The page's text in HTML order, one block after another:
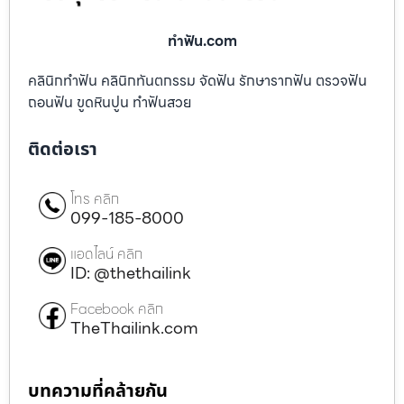
ทําฟัน.com
คลินิกทำฟัน คลินิกทันตกรรม จัดฟัน รักษารากฟัน ตรวจฟัน
ถอนฟัน ขูดหินปูน ทำฟันสวย
ติดต่อเรา
โทร คลิก
099-185-8000
แอดไลน์ คลิก
ID: @thethailink
Facebook คลิก
TheThailink.com
บทความที่คล้ายกัน